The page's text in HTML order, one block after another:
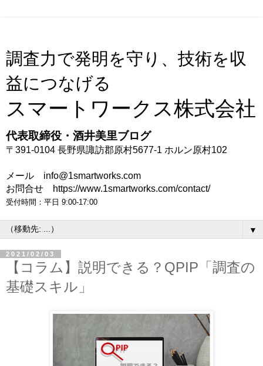
調査力で発明を守り、技術を収
益につなげる
スマートワークス株式会社
代表取締役・酒井美里ブログ
〒391-0104 長野県諏訪郡原村5677-1 ホルン原村102
メール info@1smartworks.com
お問合せ https://www.1smartworks.com/contact/
受付時間：平日 9:00-17:00
▼
2021/02/03
【コラム】説明できる？QPIP「調査の
基礎スキル」